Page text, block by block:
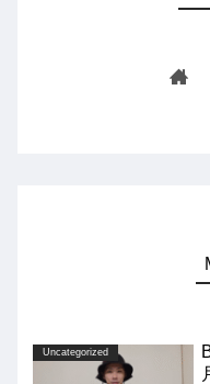
Uncategorized